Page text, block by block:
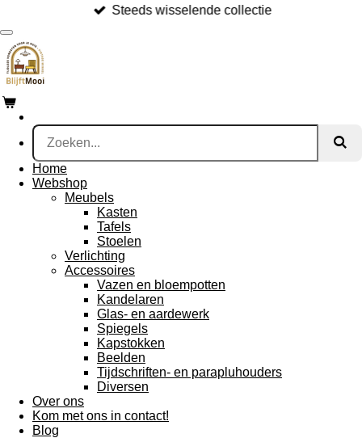
direct
naar
de
hoofdinhoud
Steeds wisselende collectie
Home
Webshop
Meubels
Kasten
Tafels
Stoelen
Verlichting
Accessoires
Vazen en bloempotten
Kandelaren
Glas- en aardewerk
Spiegels
Kapstokken
Beelden
Tijdschriften- en parapluhouders
Diversen
Over ons
Kom met ons in contact!
Blog